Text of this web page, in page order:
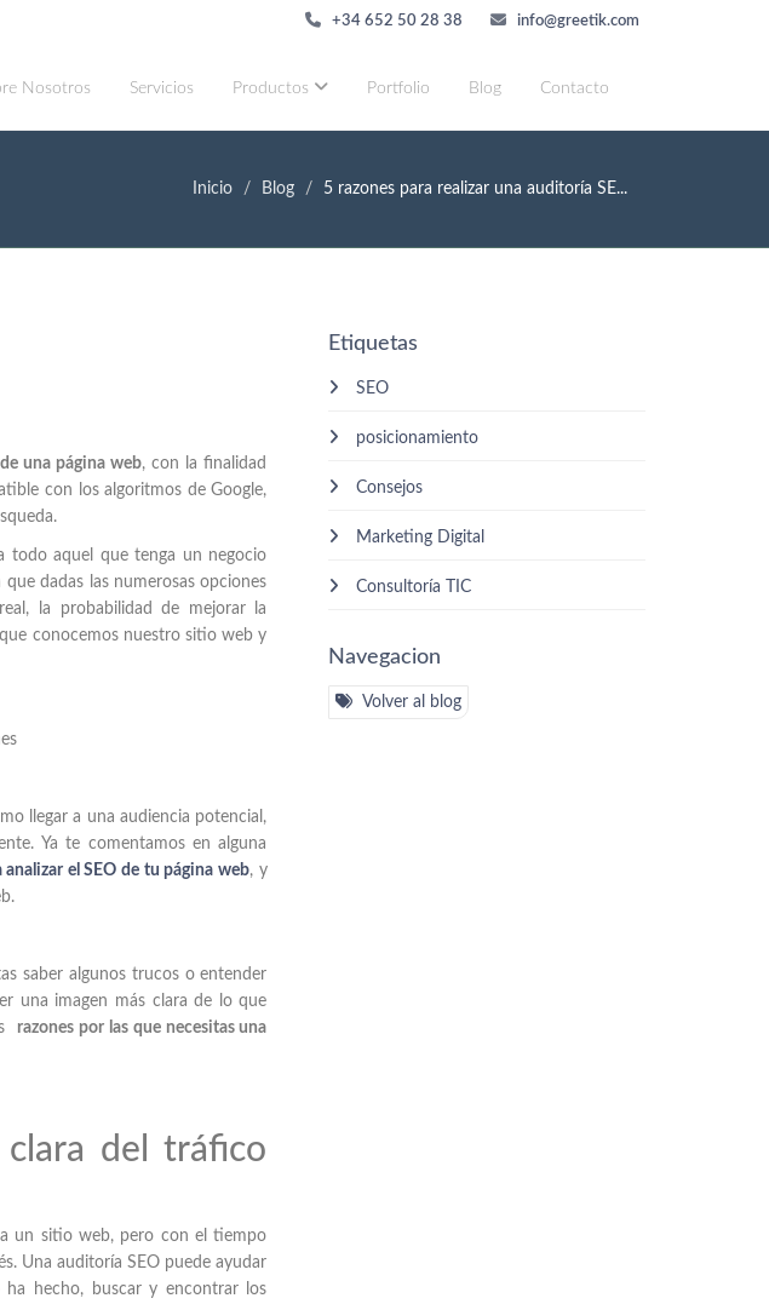
+34 652 50 28 38 info@greetik.com
Nosotros Servicios Productos Portfolio Blog Contacto
Inicio Blog 5 razones para realizar una auditoría SE...
una página web, con la finalidad
con los algoritmos de Google,
todo aquel que tenga un negocio
dadas las numerosas opciones
la probabilidad de mejorar la
conocemos nuestro sitio web y
llegar a una audiencia potencial,
Ya te comentamos en alguna
el SEO de tu página web, y
saber algunos trucos o entender
una imagen más clara de lo que
razones por las que necesitas una
del tráfico
un sitio web, pero con el tiempo
Una auditoría SEO puede ayudar
hecho, buscar y encontrar los
Etiquetas
SEO
posicionamiento
Consejos
Marketing Digital
Consultoría TIC
Navegacion
Volver al blog